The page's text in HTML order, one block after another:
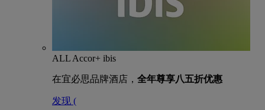
ALL Accor+ ibis
在宜必思品牌酒店， 全年尊享八五折优惠
发现 (